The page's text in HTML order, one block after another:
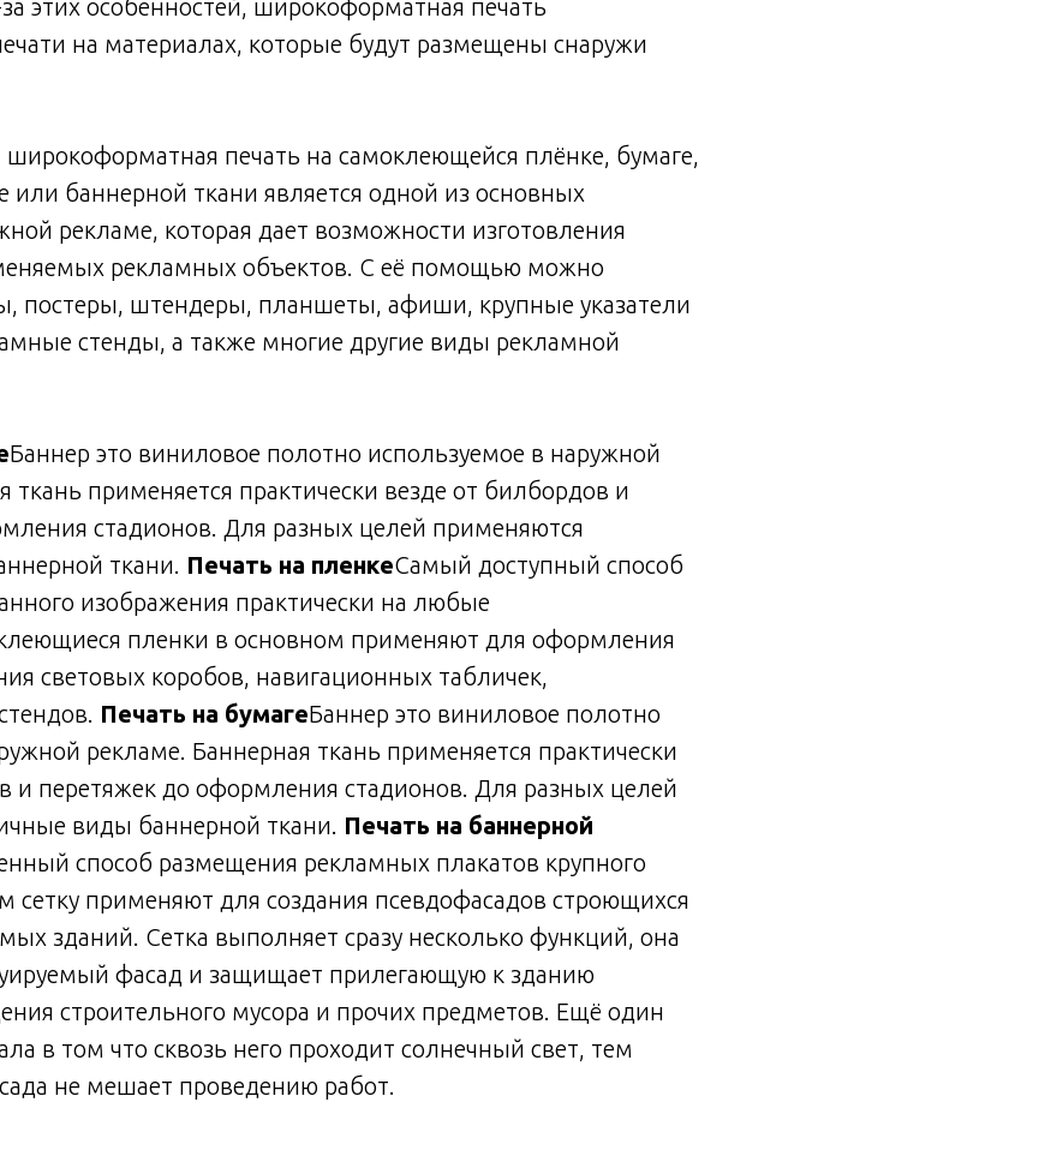
этих особенностей, широкоформатная печать
на материалах, которые будут размещены снаружи
печать на самоклеющейся плёнке, бумаге,
или баннерной ткани является одной из основных
рекламе, которая дает возможности изготовления
рекламных объектов. С её помощью можно
постеры, штендеры, планшеты, афиши, крупные указатели
стенды, а также многие другие виды рекламной
Баннер это виниловое полотно используемое в наружной
ткань применяется практически везде от билбордов и
стадионов. Для разных целей применяются
ткани. Печать на пленкеСамый доступный способ
изображения практически на любые
пленки в основном применяют для оформления
световых коробов, навигационных табличек,
Печать на бумагеБаннер это виниловое полотно
рекламе. Баннерная ткань применяется практически
и перетяжек до оформления стадионов. Для разных целей
виды баннерной ткани. Печать на баннерной
способ размещения рекламных плакатов крупного
сетку применяют для создания псевдофасадов строющихся
зданий. Сетка выполняет сразу несколько функций, она
фасад и защищает прилегающую к зданию
строительного мусора и прочих предметов. Ещё один
в том что сквозь него проходит солнечный свет, тем
не мешает проведению работ.